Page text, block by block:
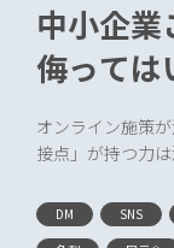
中小企業
侮っては
示会で
オンライン施策
接点」が持つ力
DM SNS